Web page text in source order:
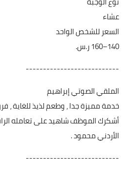
عشاء
السعر للشخص الواحد
---------------------------
الملقي الصوتي إبراهيم
خدمة مميزة جدا ، وطعم لذيذ للغاية
أشكرك الموظف شاهيد على تعامله
الأردني محمود .
---------------------------